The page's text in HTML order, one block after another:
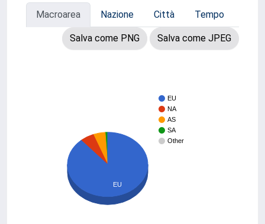
Macroarea Nazione Città Tempo
Salva come PNG Salva come JPEG
EU
NA
AS
SA
Other
EU